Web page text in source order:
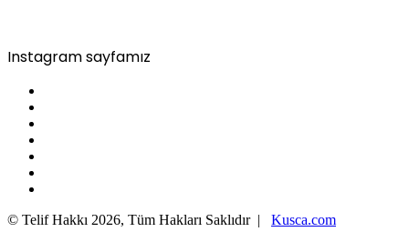
Instagram sayfamız
© Telif Hakkı 2026, Tüm Hakları Saklıdır | Kusca.com